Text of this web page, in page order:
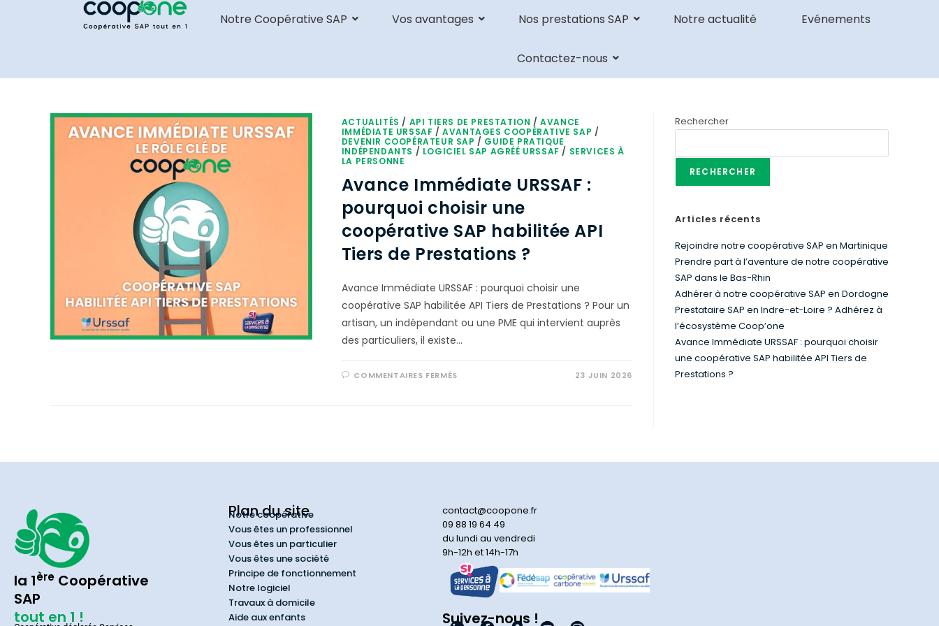
Notre Coopérative SAP Vos avantages Nos prestations SAP Notre actualité Evénements
Contactez-nous
ACTUALITÉS / API TIERS DE PRESTATION /AVANCE
IMMÉDIATE URSSAF /AVANTAGES COOPÉRATIVE SAP /
DEVENIR COOPÉRATEUR SAP / GUIDE PRATIQUE
INDÉPENDANTS / LOGICIEL SAP AGRÉÉ URSSAF / SERVICES À
LA PERSONNE
Avance Immédiate URSSAF :
pourquoi choisir une
coopérative SAP habilitée API
Tiers de Prestations ?
Avance Immédiate URSSAF : pourquoi choisir une
coopérative SAP habilitée API Tiers de Prestations ? Pour un
artisan, un indépendant ou une PME qui intervient auprès
des particuliers, il existe…
COMMENTAIRES FERMÉS 23 JUIN 2026
Rechercher
RECHERCHER
Articles récents
Rejoindre notre coopérative SAP en Martinique
Prendre part à l’aventure de notre coopérative
SAP dans le Bas-Rhin
Adhérer à notre coopérative SAP en Dordogne
Prestataire SAP en Indre-et-Loire ? Adhérez à
l’écosystème Coop’one
Avance Immédiate URSSAF : pourquoi choisir
une coopérative SAP habilitée API Tiers de
Prestations ?
la 1ère Coopérative
SAP
tout en 1 !
Plan du site
Notre coopérative
Vous êtes un professionnel
Vous êtes un particulier
Vous êtes une société
Principe de fonctionnement
Notre logiciel
Travaux à domicile
Aide aux enfants
contact@coopone.fr
09 88 19 64 49
du lundi au vendredi
9h-12h et 14h-17h
Suivez-nous !